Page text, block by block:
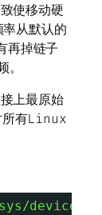
使移动硬
从默认的
再掉链子
上最原始
所有Linux
devices/